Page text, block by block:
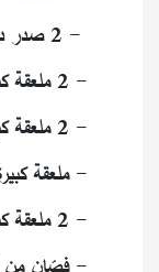
- 2 صدر دجاج مقطع مكعبات.
- 2 ملعقة كبيرة صلصة طماطم.
- 2 ملعقة كبيرة خل.
- ملعقة
- 2 ملعقة كبيرة دبس رمان.